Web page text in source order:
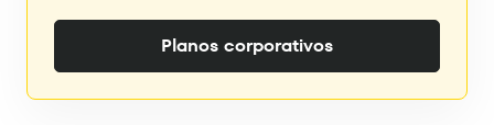
Planos corporativos